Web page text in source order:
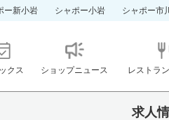
ー新小岩 シャポー小岩 シャポー市川
クス ショップニュース レストラ
求人